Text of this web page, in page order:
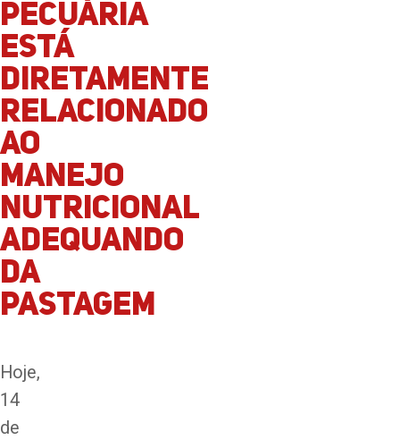
pecuária
está
diretamente
relacionado
ao
manejo
nutricional
adequando
da
pastagem
Hoje,
14
de